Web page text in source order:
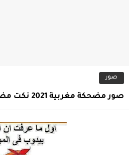
صور
صور مضحكة مغربية 2021 نكت مضحكة مغربية